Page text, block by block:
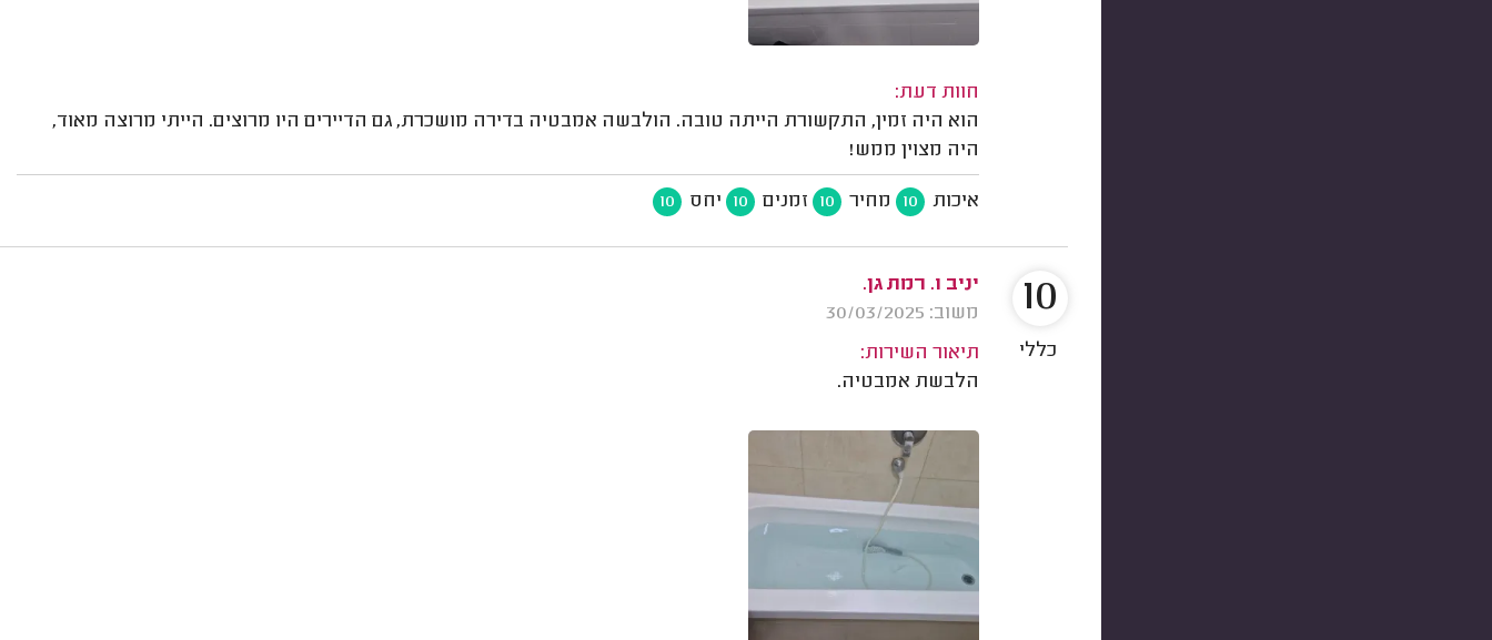
חוות דעת:
הוא היה זמין, התקשורת הייתה טובה. הולבשה אמבטיה בדירה מושכרת, גם הדיירים היו מרוצים. הייתי מרוצה מאוד,
היה מצוין ממש!
איכות 10 מחיר 10 זמנים 10 יחס 10
יניב ו. רמת גן.
משוב: 30/03/2025
תיאור השירות:
הלבשת אמבטיה.
10
כללי